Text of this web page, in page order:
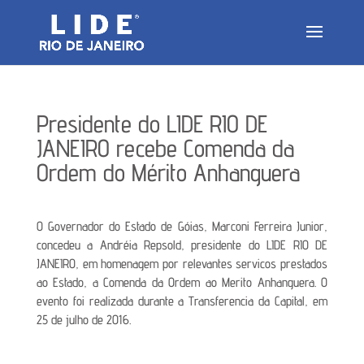
Presidente do LIDE RIO DE
JANEIRO recebe Comenda da
Ordem do Mérito Anhanguera
O Governador do Estado de Góias, Marconi Ferreira Junior,
concedeu a Andréia Repsold, presidente do LIDE RIO DE
JANEIRO, em homenagem por relevantes servicos prestados
ao Estado, a Comenda da Ordem ao Merito Anhanguera. O
evento foi realizada durante a Transferencia da Capital, em
25 de julho de 2016.